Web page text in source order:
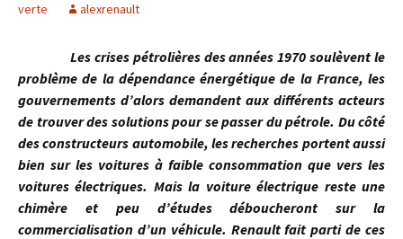
verte
alexrenault
Les crises pétrolières des années 1970 soulèvent le
problème de la dépendance énergétique de la France, les
gouvernements d’alors demandent aux différents acteurs
de trouver des solutions pour se passer du pétrole. Du côté
des constructeurs automobile, les recherches portent aussi
bien sur les voitures à faible consommation que vers les
voitures électriques. Mais la voiture électrique reste une
chimère et peu d’études déboucheront sur la
commercialisation d’un véhicule. Renault fait parti de ces